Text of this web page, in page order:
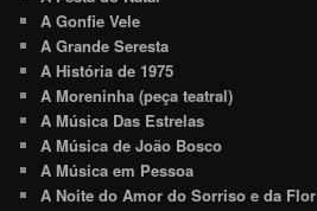
A Gonfie Vele
A Grande Seresta
A História de 1975
A Moreninha (peça teatral)
A Música Das Estrelas
A Música de João Bosco
A Música em Pessoa
A Noite do Amor do Sorriso e da Flor